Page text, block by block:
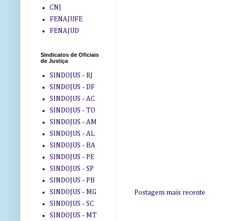
Postagem mais recente
CNJ
FENAJUFE
FENAJUD
Sindicatos de Oficiais
de Justiça
SINDOJUS - RJ
SINDOJUS - DF
SINDOJUS - AC
SINDOJUS - TO
SINDOJUS - AM
SINDOJUS - AL
SINDOJUS - BA
SINDOJUS - PE
SINDOJUS - SP
SINDOJUS - PB
SINDOJUS - MG
SINDOJUS - SC
SINDOJUS - MT